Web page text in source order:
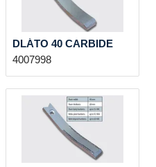
DLÁTO 40 CARBIDE
4007998